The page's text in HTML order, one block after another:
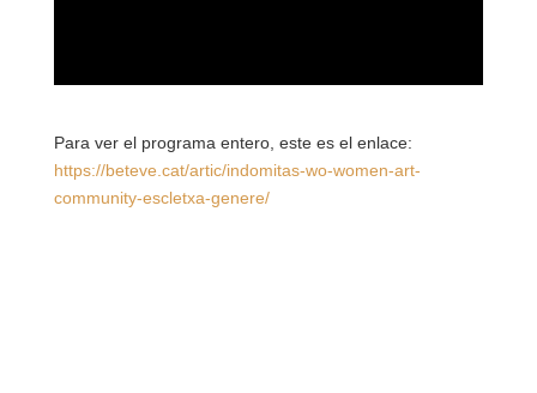
Para ver el programa entero, este es el enlace:
https://beteve.cat/artic/indomitas-wo-women-art-
community-escletxa-genere/